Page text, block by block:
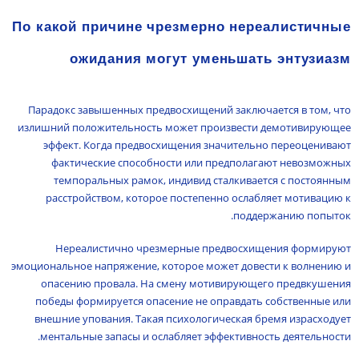
По какой причине чрезмерно нереалистичные
ожидания могут уменьшать энтузиазм
Парадокс завышенных предвосхищений заключается в том, что
излишний положительность может произвести демотивирующее
эффект. Когда предвосхищения значительно переоценивают
фактические способности или предполагают невозможных
темпоральных рамок, индивид сталкивается с постоянным
расстройством, которое постепенно ослабляет мотивацию к
поддержанию попыток.
Нереалистично чрезмерные предвосхищения формируют
эмоциональное напряжение, которое может довести к волнению и
опасению провала. На смену мотивирующего предвкушения
победы формируется опасение не оправдать собственные или
внешние упования. Такая психологическая бремя израсходует
ментальные запасы и ослабляет эффективность деятельности.